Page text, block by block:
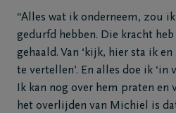
“Alles wat ik onderneem, zou
gedurfd hebben. Die kracht
gehaald. Van ‘kijk, hier sta ik
te vertellen’. En alles doe ik
Ik kan nog over hem praten en
het overlijden van Michiel is